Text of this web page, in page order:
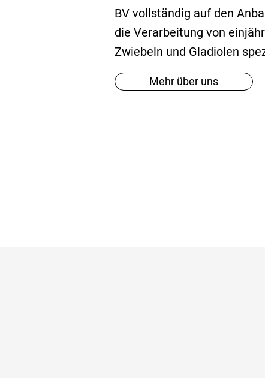
BV vollständig auf den
die Verarbeitung von
Zwiebeln und Gladiolen
Mehr über uns